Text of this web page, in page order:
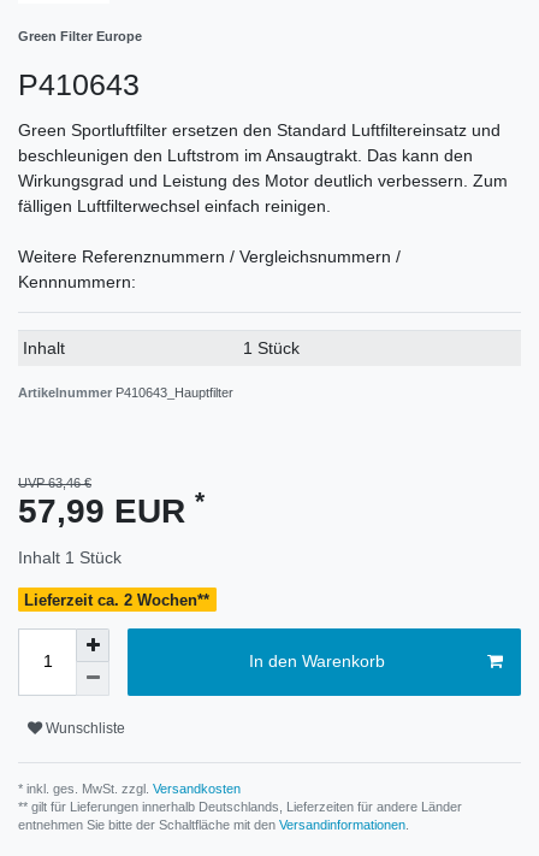
Green Filter Europe
P410643
Green Sportluftfilter ersetzen den Standard Luftfiltereinsatz und
beschleunigen den Luftstrom im Ansaugtrakt. Das kann den
Wirkungsgrad und Leistung des Motor deutlich verbessern. Zum
fälligen Luftfilterwechsel einfach reinigen.
Weitere Referenznummern / Vergleichsnummern /
Kennnummern:
Technisches
Wert
Inhalt 1 Stück
Artikelnummer P410643_Hauptfilter
UVP 63,46 €
57,99 EUR *
Inhalt 1 Stück
Lieferzeit ca. 2 Wochen**
In den Warenkorb
Wunschliste
* inkl. ges. MwSt. zzgl. Versandkosten
** gilt für Lieferungen innerhalb Deutschlands, Lieferzeiten für andere Länder
entnehmen Sie bitte der Schaltfläche mit den Versandinformationen